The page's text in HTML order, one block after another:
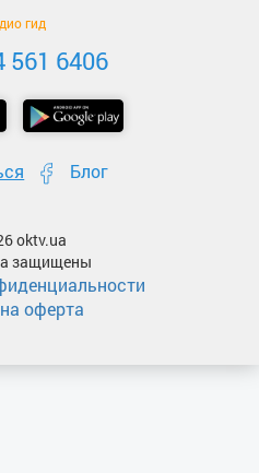
гид
561 6406
Блог
oktv.ua
защищены
оферта